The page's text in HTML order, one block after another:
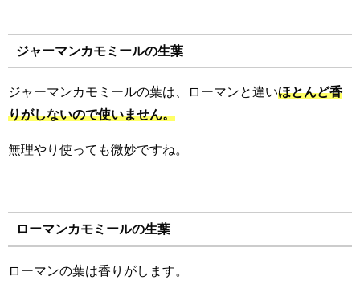
ジャーマンカモミールの生葉
ジャーマンカモミールの葉は、ローマンと違いほとんど香
りがしないので使いません。
無理やり使っても微妙ですね。
ローマンカモミールの生葉
ローマンの葉は香りがします。